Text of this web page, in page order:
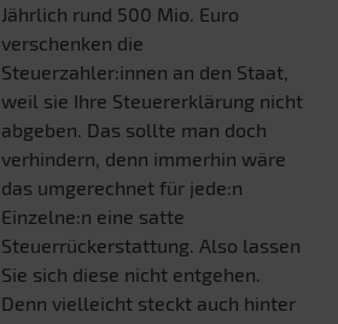
Jährlich rund 500 Mio. Euro
verschenken die
Steuerzahler:innen an den Staat,
weil sie Ihre Steuererklärung nicht
abgeben. Das sollte man doch
verhindern, denn immerhin wäre
das umgerechnet für jede:n
Einzelne:n eine satte
Steuerrückerstattung. Also lassen
Sie sich diese nicht entgehen.
Denn vielleicht steckt auch hinter